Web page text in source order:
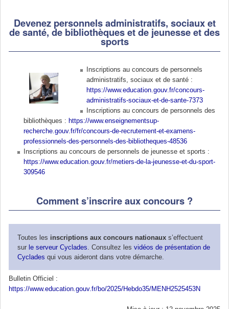
Devenez personnels administratifs, sociaux et
de santé, de bibliothèques et de jeunesse et des
sports
Inscriptions au concours de personnels
administratifs, sociaux et de santé :
https://www.education.gouv.fr/concours-
administratifs-sociaux-et-de-sante-7373
Inscriptions au concours de personnels des
bibliothèques : https://www.enseignementsup-
recherche.gouv.fr/fr/concours-de-recrutement-et-examens-
professionnels-des-personnels-des-bibliotheques-48536
Inscriptions au concours de personnels de jeunesse et sports :
https://www.education.gouv.fr/metiers-de-la-jeunesse-et-du-sport-
309546
Comment s’inscrire aux concours ?
Toutes les inscriptions aux concours nationauxs’effectuent
sur le serveur Cyclades . Consultez les vidéos de présentation de
Cyclades qui vous aideront dans votre démarche.
Bulletin Officiel :
https://www.education.gouv.fr/bo/2025/Hebdo35/MENH2525453N